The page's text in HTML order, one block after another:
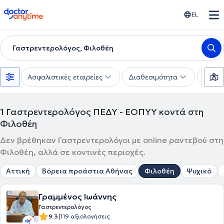
doctoranytime EL
Γαστρεντερολόγος, Φιλοθέη
Ασφαλιστικές εταιρείες Διαθεσιμότητα
1 Γαστρεντερολόγος ΠΕΔΥ - ΕΟΠΥΥ κοντά στη
Φιλοθέη
Δεν βρέθηκαν Γαστρεντερολόγοι με online ραντεβού στη
Φιλοθέη, αλλά σε κοντινές περιοχές.
Αττική Βόρεια προάστια Αθήνας Φιλοθέη Ψυχικό
Γραμμένος Ιωάννης
Γαστρεντερολόγος
9.3|119 αξιολογήσεις